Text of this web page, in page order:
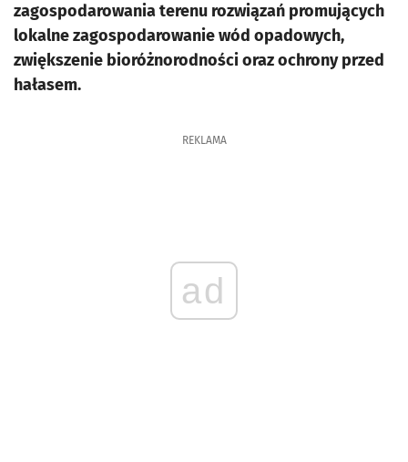
zagospodarowania terenu rozwiązań promujących
lokalne zagospodarowanie wód opadowych,
zwiększenie bioróżnorodności oraz ochrony przed
hałasem.
REKLAMA
ad